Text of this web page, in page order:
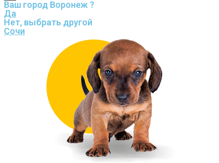
Ваш город Воронеж ?
Да
Нет, выбрать другой
Сочи